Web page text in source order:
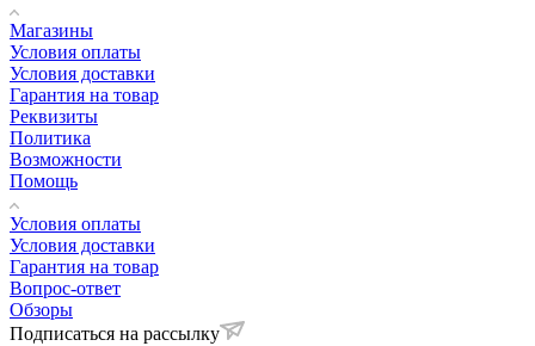
Магазины
Условия оплаты
Условия доставки
Гарантия на товар
Реквизиты
Политика
Возможности
Помощь
Условия оплаты
Условия доставки
Гарантия на товар
Вопрос-ответ
Обзоры
Подписаться на рассылку